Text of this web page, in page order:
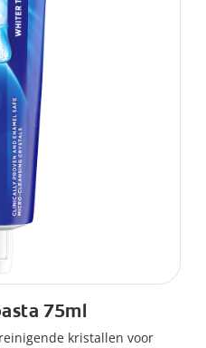
75ml
kristallen voor